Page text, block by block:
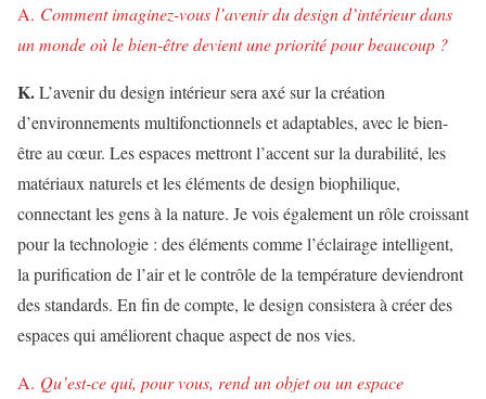
A. Comment imaginez-vous l’avenir du design d’intérieur dans
un monde où le bien-être devient une priorité pour beaucoup ?
K.L’avenir du design intérieur sera axé sur la création
d’environnements multifonctionnels et adaptables, avec le bien-
être au cœur. Les espaces mettront l’accent sur la durabilité, les
matériaux naturels et les éléments de design biophilique,
connectant les gens à la nature. Je vois également un rôle croissant
pour la technologie : des éléments comme l’éclairage intelligent,
la purification de l’air et le contrôle de la température deviendront
des standards. En fin de compte, le design consistera à créer des
espaces qui améliorent chaque aspect de nos vies.
A. Qu’est-ce qui, pour vous, rend un objet ou un espace